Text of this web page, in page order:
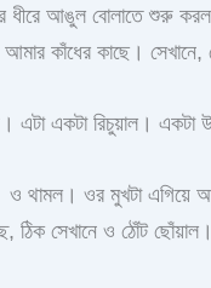
ধীরে আঙুল বোলাতে শুরু
কাঁধের কাছে।
এটা একটা রিচুয়াল। একটা
ও থামল। ওর মুখটা এগিয়ে
ঠিক সেখানে ও ঠোঁট ছোঁয়াল।